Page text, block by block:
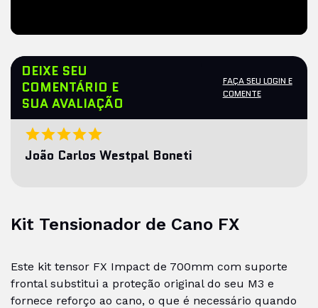
Kit Tensionador de Cano FX
Este kit tensor FX Impact de 700mm com suporte
frontal substitui a proteção original do seu M3 e
fornece reforço ao cano, o que é necessário quando
DEIXE SEU
COMENTÁRIO E
SUA AVALIAÇÃO
FAÇA SEU LOGIN E
COMENTE
João Carlos Westpal Boneti